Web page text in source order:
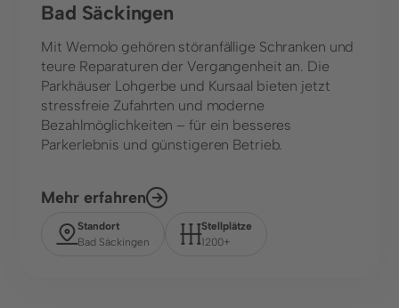
Bad Säckingen
Mit Wemolo gehören störanfällige Schranken und
teure Reparaturen der Vergangenheit an. Die
Parkhäuser Lohgerbe und Kursaal bieten jetzt
stressfreie Zufahrten und moderne
Bezahlmöglichkeiten – für ein besseres
Parkerlebnis und günstigeren Betrieb.
Mehr erfahren
Standort
Bad Säckingen
Stellplätze
1200+